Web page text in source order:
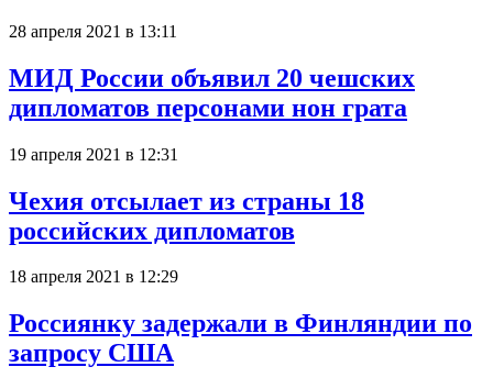
28 апреля 2021 в 13:11
МИД России объявил 20 чешских
дипломатов персонами нон грата
19 апреля 2021 в 12:31
Чехия отсылает из страны 18
российских дипломатов
18 апреля 2021 в 12:29
Россиянку задержали в Финляндии по
запросу США